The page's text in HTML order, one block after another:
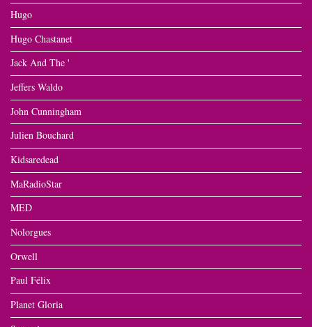
Hugo
Hugo Chastanet
Jack And The '
Jeffers Waldo
John Cunningham
Julien Bouchard
Kidsaredead
MaRadioStar
MED
Nolorgues
Orwell
Paul Félix
Planet Gloria